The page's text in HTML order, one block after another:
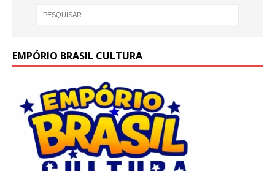
EMPÓRIO BRASIL CULTURA